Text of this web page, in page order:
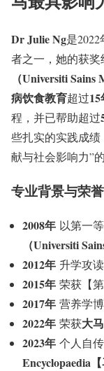
Dr Julie Ng是
者之一，她的获
（Universiti Sains
病饮食教育超过
程，并已帮助超过
些扎实的实践成
献与社会影响力”的
专业背景与荣
2008年 以第一
（Universiti
2012年 升学攻
2015年 荣获【
2017年 营养学
2022年 荣获大
2023年 个人自
Encyclopaedia